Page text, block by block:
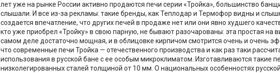
лет уже на рынке России активно продаются печи серии «Тройка», большинство
слышали. И все из-за рекламы: такие бренды, как Теплодар и Термофор видны и
создается впечатление, что других печей в продаже нет или они явно худшего
кто уже приобрел «Тройку» в свою парную, не бывают разочарованы: эта простая на
самом деле достаточно мощная, и в облицовке кирпичом смотрится очень и очень
что современные печи Тройка — отечественного производства и как раз таки
использования в русской бане с ее особым микроклиматом. Изготавливаются такие
низколегированных сталей толщиной от 10 мм. О национальных особенностях